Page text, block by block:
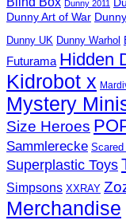
Dunny 2011
Dunny Art of War
Dunny UK Dunny Warhol
Futurama Hidden
Kidrobot x
Mystery
Size Heroes
Sammlerecke
Superplastic Toys
Simpsons XXRAY
Merchandise